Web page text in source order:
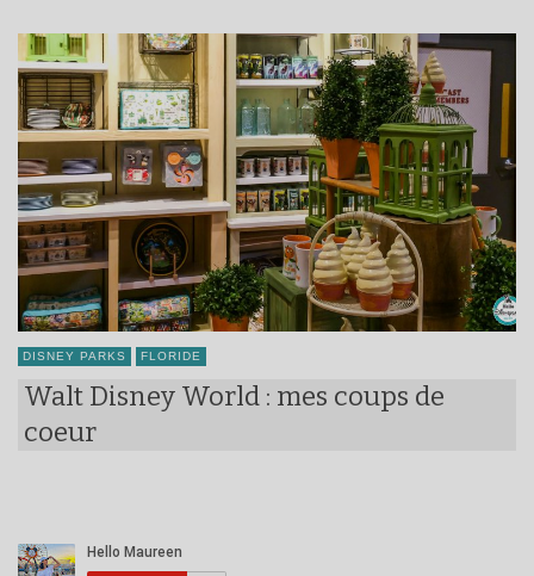
DISNEY PARKS FLORIDE
Walt Disney World : mes coups de
coeur